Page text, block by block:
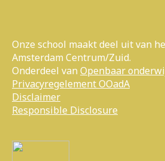
Onze school maakt deel uit van
Amsterdam Centrum/Zuid.
Onderdeel van Openbaar
Privacyregelement OOadA
Disclaimer
Responsible Disclosure